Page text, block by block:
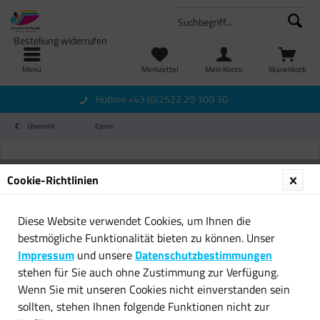
Menü Warenkorb
Merkzettel
Bestellung widerrufen
Mein Konto
Hotline +43 (0)2522 20 100 30
Übersicht Epson
Cookie-Richtlinien
Diese Website verwendet Cookies, um Ihnen die
bestmögliche Funktionalität bieten zu können. Unser
Impressum und unsere Datenschutzbestimmungen
stehen für Sie auch ohne Zustimmung zur Verfügung.
Wenn Sie mit unseren Cookies nicht einverstanden sein
sollten, stehen Ihnen folgende Funktionen nicht zur